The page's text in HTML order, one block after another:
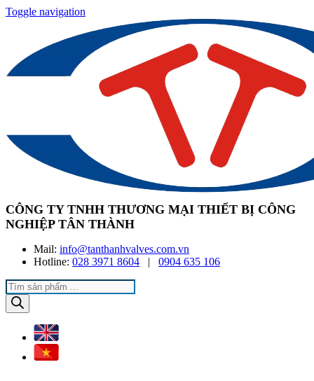
Toggle navigation
CÔNG TY TNHH THƯƠNG MẠI THIẾT BỊ CÔNG
NGHIỆP TÂN THÀNH
Mail: info@tanthanhvalves.com.vn
Hotline: 028 3971 8604 | 0904 635 106
Products
search